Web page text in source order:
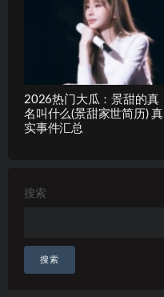
2026热门大瓜：景甜的真
名叫什么(景甜家世简历) 真
实事件汇总
搜索
搜索